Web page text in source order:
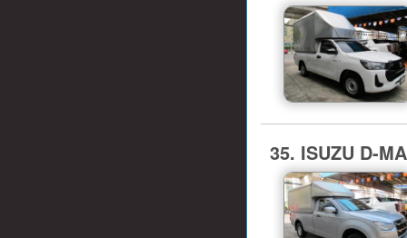
35. ISUZU D-